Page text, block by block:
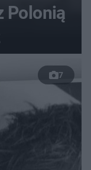
Polonią
7